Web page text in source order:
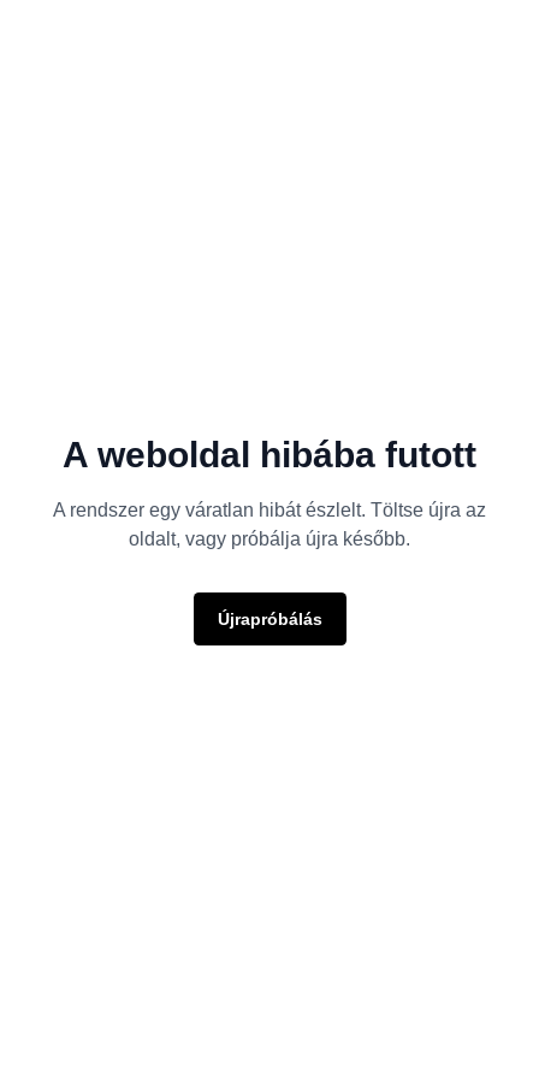
A weboldal hibába futott
A rendszer egy váratlan hibát észlelt. Töltse újra az
oldalt, vagy próbálja újra később.
Újrapróbálás